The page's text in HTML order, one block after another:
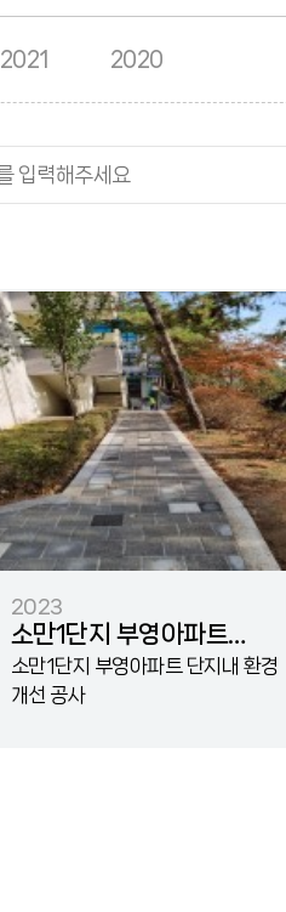
2021 2020
2023
소만1단지 부영아파트
단지내 환경 개선 공사
소만1단지 부영아파트 단지내 환경
개선 공사